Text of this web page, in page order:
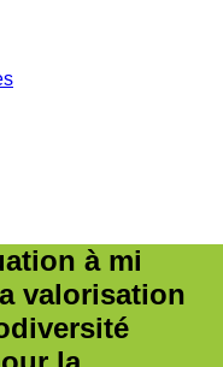
à mi
valorisation